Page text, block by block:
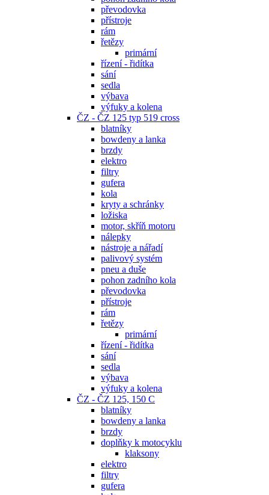
převodovka
přístroje
rám
řetězy
primární
řízení - řidítka
sání
sedla
výbava
výfuky a kolena
ČZ - ČZ 125 typ 519 cross
blatníky
bowdeny a lanka
brzdy
elektro
filtry
gufera
kola
kryty a schránky
ložiska
motor, skříň motoru
nálepky
nástroje a nářadí
palivový systém
pneu a duše
pohon zadního kola
převodovka
přístroje
rám
řetězy
primární
řízení - řidítka
sání
sedla
výbava
výfuky a kolena
ČZ - ČZ 125, 150 C
blatníky
bowdeny a lanka
brzdy
doplňky k motocyklu
klaksony
elektro
filtry
gufera